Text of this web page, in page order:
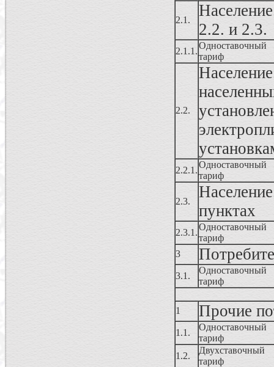
2.1.
2.2. и 2.3.
2.1.1.
Одноставочный
тариф
2.2.
2.2.1.
Одноставочный
тариф
2.3.
пунктах
2.3.1.
Одноставочный
тариф
3
3.1.
Одноставочный
тариф
1 Прочие
1.1.
Одноставочный
тариф
1.2.
Двухставочный
тариф